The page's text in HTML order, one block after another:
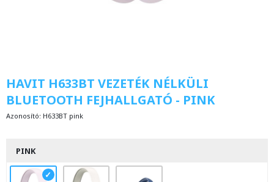
HAVIT H633BT VEZETÉK NÉLKÜLI
BLUETOOTH FEJHALLGATÓ - PINK
Azonosító: H633BT pink
PINK